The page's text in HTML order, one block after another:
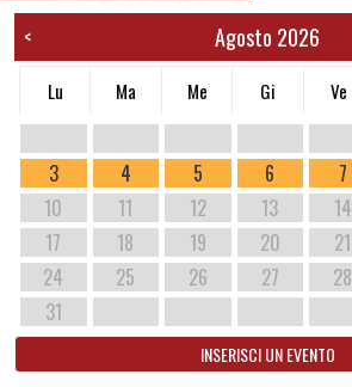
< Agosto 2026
Lu Ma Me Gi Ve
3
4 5 6 7
10
11 12 13 14
17
18 19 20 21
24
25 26 27 28
31
INSERISCI UN EVENTO